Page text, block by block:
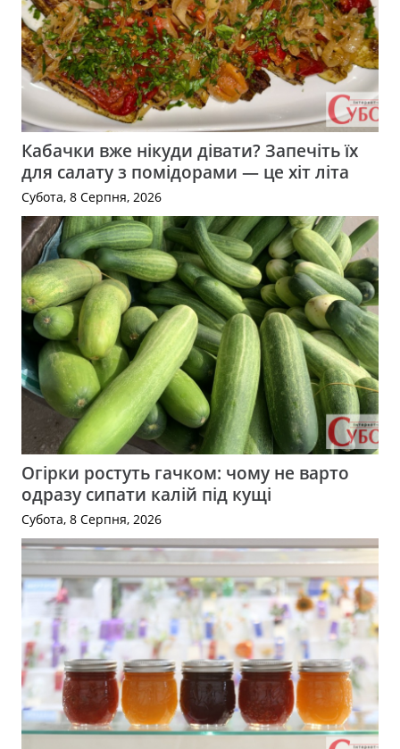
Кабачки вже нікуди дівати? Запечіть їх
для салату з помідорами — це хіт літа
Субота, 8 Серпня, 2026
Огірки ростуть гачком: чому не варто
одразу сипати калій під кущі
Субота, 8 Серпня, 2026